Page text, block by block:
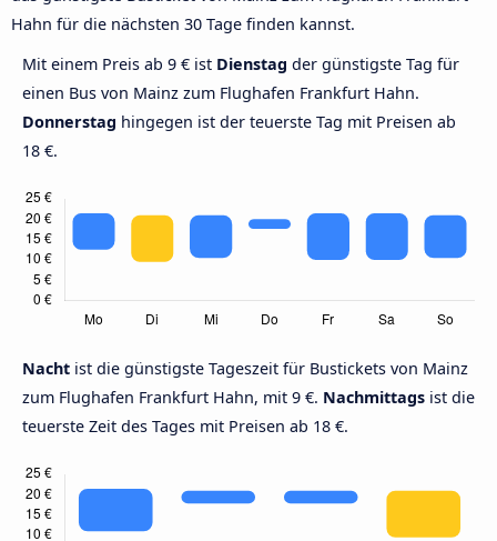
Hahn für die nächsten 30 Tage finden kannst.
Mit einem Preis ab 9 € ist Dienstag der günstigste Tag für
einen Bus von Mainz zum Flughafen Frankfurt Hahn.
Donnerstag hingegen ist der teuerste Tag mit Preisen ab
18 €.
Nacht ist die günstigste Tageszeit für Bustickets von Mainz
zum Flughafen Frankfurt Hahn, mit 9 €. Nachmittags ist die
teuerste Zeit des Tages mit Preisen ab 18 €.